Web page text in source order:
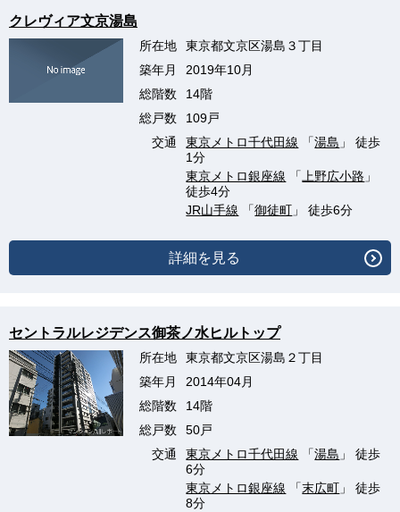
クレヴィア文京湯島
所在地
東京都文京区湯島３丁目
築年月
2019年10月
総階数
14階
総戸数
109戸
交通
東京メトロ千代田線 「湯島 」 徒歩
1分
東京メトロ銀座線 「 上野広小路 」
徒歩4分
JR山手線 「御徒町 」 徒歩6分
詳細を見る
セントラルレジデンス御茶ノ水ヒルトップ
所在地
東京都文京区湯島２丁目
築年月
2014年04月
総階数
14階
総戸数
50戸
交通
東京メトロ千代田線 「湯島 」 徒歩
6分
東京メトロ銀座線 「末広町 」 徒歩
8分